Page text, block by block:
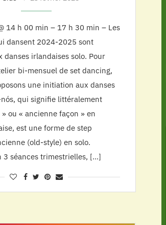
14 h 00 min – 17 h 30 min – Les
dansent 2024-2025 sont
danses irlandaises solo. Pour
bi-mensuel de set dancing,
une initiation aux danses
nós, qui signifie littéralement
ou « ancienne façon » en
est une forme de step
(old-style) en solo.
3 séances trimestrielles, […]